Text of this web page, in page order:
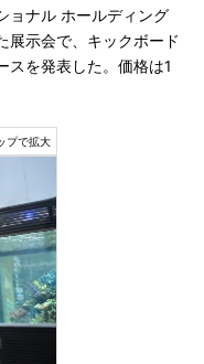
ョナル ホールディング
展示会で、キックボード
スを発表した。価格は1